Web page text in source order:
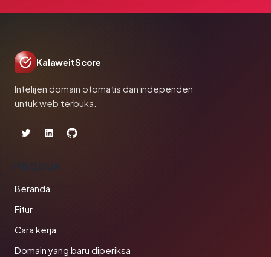
KalaweitScore
Intelijen domain otomatis dan independen
untuk web terbuka.
PRODUK
Beranda
Fitur
Cara kerja
Domain yang baru diperiksa